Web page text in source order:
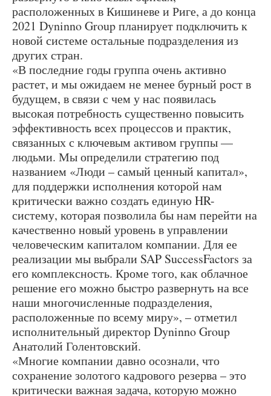
расположенных в Кишиневе и Риге, а до конца
2021 Dyninno Group планирует подключить к
новой системе остальные подразделения из
других стран.
«В последние годы группа очень активно
растет, и мы ожидаем не менее бурный рост в
будущем, в связи с чем у нас появилась
высокая потребность существенно повысить
эффективность всех процессов и практик,
связанных с ключевым активом группы —
людьми. Мы определили стратегию под
названием «Люди – самый ценный капитал»,
для поддержки исполнения которой нам
критически важно создать единую HR-
систему, которая позволила бы нам перейти на
качественно новый уровень в управлении
человеческим капиталом компании. Для ее
реализации мы выбрали SAP SuccessFactors за
его комплексность. Кроме того, как облачное
решение его можно быстро развернуть на все
наши многочисленные подразделения,
расположенные по всему миру», – отметил
исполнительный директор Dyninno Group
Анатолий Голентовский.
«Многие компании давно осознали, что
сохранение золотого кадрового резерва – это
критически важная задача, которую можно